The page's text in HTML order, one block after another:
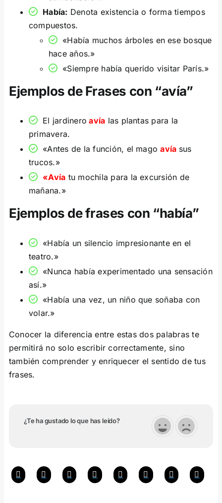
Había: Denota existencia o forma tiempos
compuestos.
«Había muchos árboles en ese bosque
hace años.»
«Siempre había querido visitar París.»
Ejemplos de Frases con “avía”
El jardinero avía las plantas para la
primavera.
«Antes de la función, el magoavía sus
trucos.»
«Avía tu mochila para la excursión de
mañana.»
Ejemplos de frases con “había”
«Había un silencio impresionante en el
teatro.»
«Nunca había experimentado una sensación
así.»
«Había una vez, un niño que soñaba con
volar.»
Conocer la diferencia entre estas dos palabras te
permitirá no solo escribir correctamente, sino
también comprender y enriquecer el sentido de tus
frases.
¿Te ha gustado lo que has leído?